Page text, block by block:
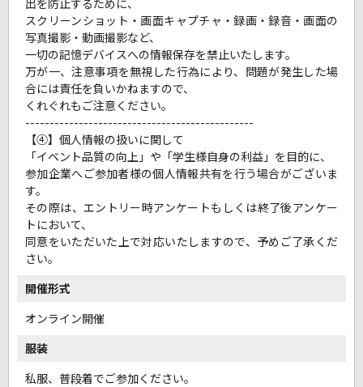
スクリーンショット・画面キャプチャ・録画・録音・画面の
写真撮影・動画撮影など、
一切の記憶デバイスへの情報保存を禁止いたします。
万が一、注意事項を無視した行為により、問題が発生した場
合には責任を負いかねますので、
くれぐれもご注意ください。
-----------------------------------------------
【④】個人情報の扱いに関して
「イベント品質の向上」や「学生様自身の利益」を目的に、
参加企業へご参加者様の個人情報共有を行う場合がございま
す。
その際は、エントリー時アンケートもしくは終了後アンケー
トにおいて、
同意をいただいた上で対応いたしますので、予めご了承くだ
さい。
開催形式
オンライン開催
服装
私服、普段着でご参加ください。